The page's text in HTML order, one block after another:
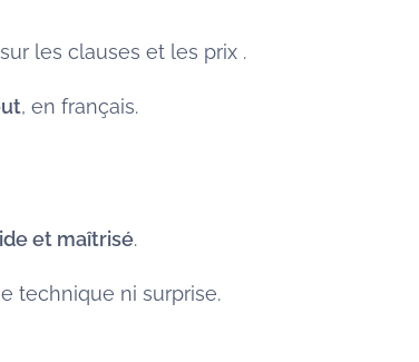
les clauses et les prix .
, en français.
et maîtrisé.
technique ni surprise.